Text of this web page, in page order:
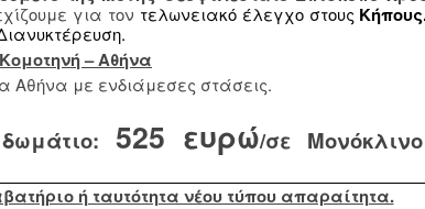
για τον τελωνειακό έλεγχο στους
– Αθήνα
με ενδιάμεσες στάσεις.
525 ευρώ/σε
ή ταυτότητα νέου τύπου απαραίτητα.